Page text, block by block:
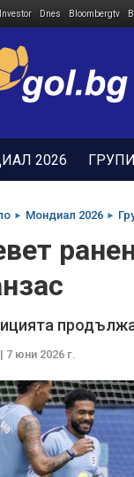
Investor Dnes Bloombergtv
2026 ГРУПИ
Мондиал 2026
7 юни 2026 г.